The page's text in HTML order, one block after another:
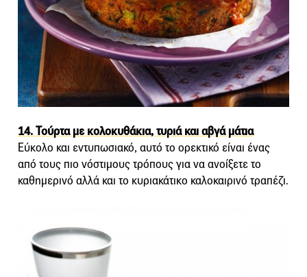
14. Τούρτα με κολοκυθάκια, τυριά και αβγά μάτια
Εύκολο και εντυπωσιακό, αυτό το ορεκτικό είναι ένας
από τους πιο νόστιμους τρόπους για να ανοίξετε το
καθημερινό αλλά και το κυριακάτικο καλοκαιρινό τραπέζι.